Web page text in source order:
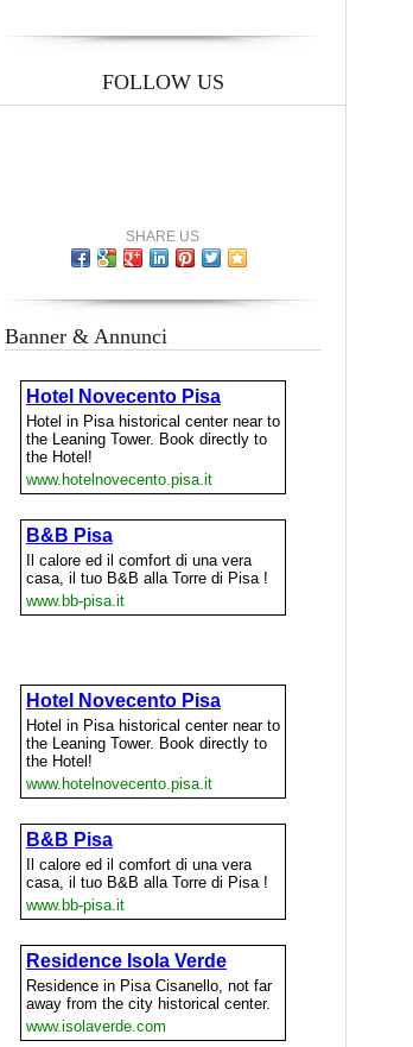
FOLLOW US
SHARE US
Banner & Annunci